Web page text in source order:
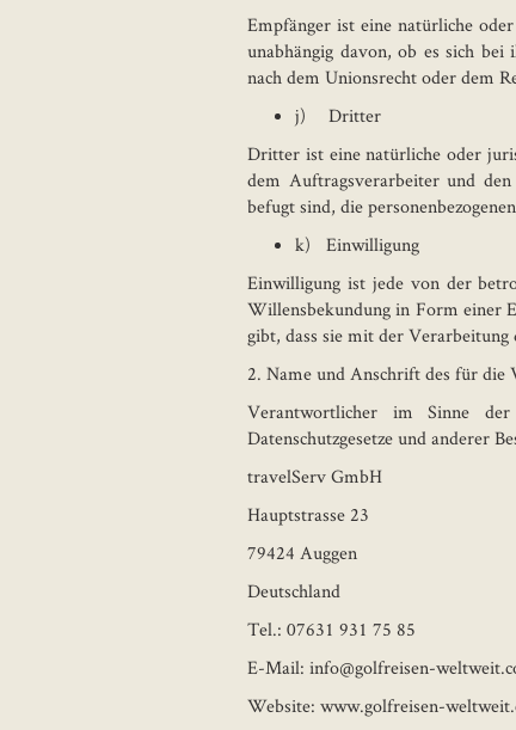
Empfänger ist eine natürliche
unabhängig davon, ob es sich
nach dem Unionsrecht oder dem
j) Dritter
Dritter ist eine natürliche oder
dem Auftragsverarbeiter und
befugt sind, die
k) Einwilligung
Einwilligung ist jede von der
Willensbekundung in Form einer
gibt, dass sie mit der Verarbeitung
2. Name und Anschrift des für
Verantwortlicher im Sinne der
Datenschutzgesetze und anderer
travelServ GmbH
Hauptstrasse 23
79424 Auggen
Deutschland
Tel.: 07631 931 75 85
E-Mail: info@golfreisen-
Website: www.golfreisen-